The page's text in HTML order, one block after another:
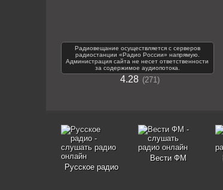
Радиовещание осуществляется с серверов
радиостанции «Радио России» напрямую.
Администрация сайта не несет ответственности
за содержимое аудиопотока.
4.28 271
Русское радио
Вести ФМ